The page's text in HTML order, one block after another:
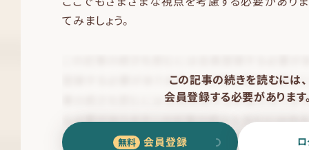
てみましょう。
この記事の続きを読むには、
会員登録する必要があります
会員登録